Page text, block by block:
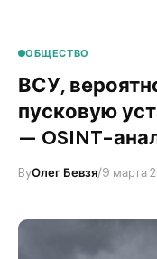
ОБЩЕСТВО
ВСУ,
пусковую
— OSINT-
ByОлег Бевзя/9 марта